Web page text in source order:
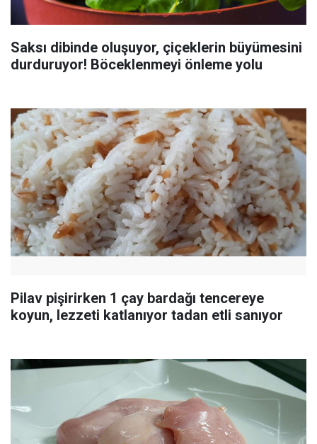
Saksı dibinde oluşuyor, çiçeklerin büyümesini
durduruyor! Böceklenmeyi önleme yolu
Pilav pişirirken 1 çay bardağı tencereye
koyun, lezzeti katlanıyor tadan etli sanıyor